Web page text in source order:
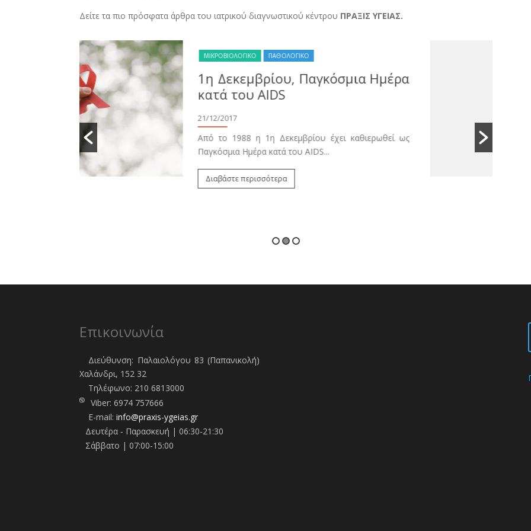
ΤΙΜΗ ΠΑΚΕΤΟΥ: 45€ ΠΕΡΙΣΣΟΤΕΡΑ
Δείτε τα πιο πρόσφατα άρθρα του ιατρικού διαγνωστικού κέντρου ΠΡΑΞΙΣ ΥΓΕΙΑΣ.
ΑΙΜΑΤΟΛΟΓΙΚΟ
Φερριτίνη: τι είναι και πώς την
αυξάνουμε μέσω της διατροφής
23/11/2017
Η φερριτίνη είναι η πρωτεΐνη που βοηθά την
απορρόφηση του σιδήρου από τον ανθρώπινο
οργανισμό...
Επικοινωνία
Διεύθυνση: Παλαιολόγου 83 (Παπανικολή)
Χαλάνδρι, 152 32
Τηλέφωνo: 210 6813000
Viber:6974 757666
E-mail:info@praxis-ygeias.gr
Δευτέρα - Παρασκευή | 06:30-21:30
Σάββατο | 07:00-15:00